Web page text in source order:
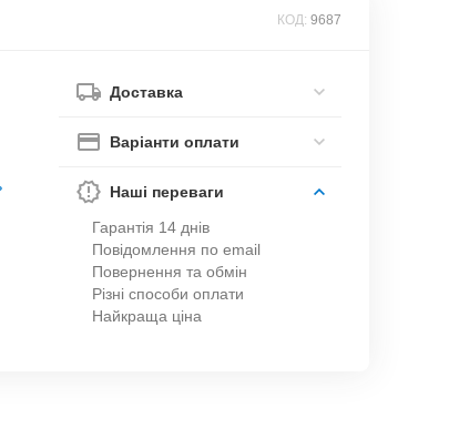
КОД: 9687
Доставка
Варіанти оплати
Наші переваги
Гарантія 14 днів
Повідомлення по email
Повернення та обмін
Різні способи оплати
Найкраща ціна